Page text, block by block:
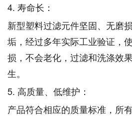
4. 寿命长：
新型塑料过滤元件坚固、无磨
垢，经过多年实际工业验证，
损，不会老化，过滤和洗涤效
生。
5. 高质量、低维护：
产品符合相应的质量标准，所